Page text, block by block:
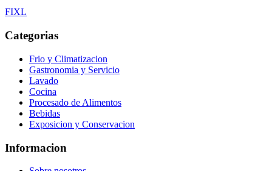
FIXL
Categorias
Frio y Climatizacion
Gastronomia y Servicio
Lavado
Cocina
Procesado de Alimentos
Bebidas
Exposicion y Conservacion
Informacion